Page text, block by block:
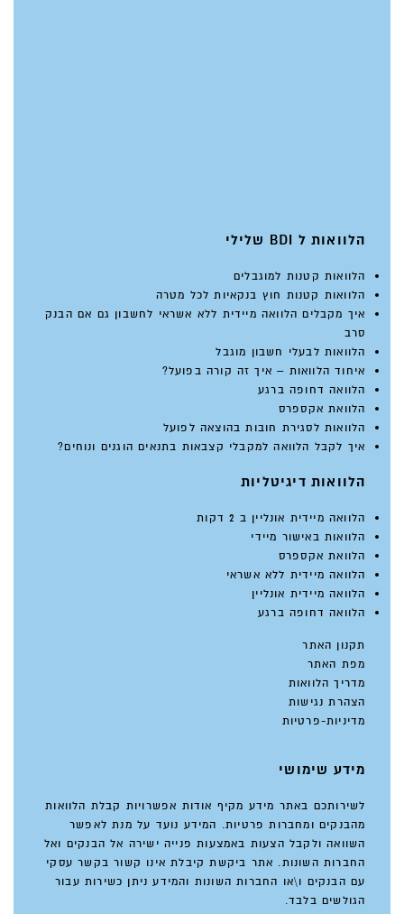
הלוואות ל BDI שלילי
הלוואות קטנות למוגבלים
הלוואות קטנות חוץ בנקאיות לכל מטרה
איך מקבלים הלוואה מיידית ללא אשראי לחשבון גם אם הבנק
סרב
הלוואות לבעלי חשבון מוגבל
איחוד הלוואות – איך זה קורה בפועל?
הלוואה דחופה ברגע
הלוואת אקספרס
הלוואות לסגירת חובות בהוצאה לפועל
איך לקבל הלוואה למקבלי קצבאות בתנאים הוגנים ונוחים?
הלוואות דיגיטליות
הלוואה מיידית אונליין ב 2 דקות
הלוואות באישור מיידי
הלוואת אקספרס
הלוואה מיידית ללא אשראי
הלוואה מיידית אונליין
הלוואה דחופה ברגע
תקנון האתר
מפת האתר
מדריך הלוואות
הצהרת נגישות
מדיניות-פרטיות
מידע שימושי
לשירותכם באתר מידע מקיף אודות אפשרויות קבלת הלוואות
מהבנקים ומחברות פרטיות. המידע נועד על מנת לאפשר
השוואה ולקבל הצעות באמצעות פנייה ישירה אל הבנקים ואל
החברות השונות. אתר ביקשת קיבלת אינו קשור בקשר עסקי
עם הבנקים ו\או החברות השונות והמידע ניתן כשירות עבור
הגולשים בלבד.